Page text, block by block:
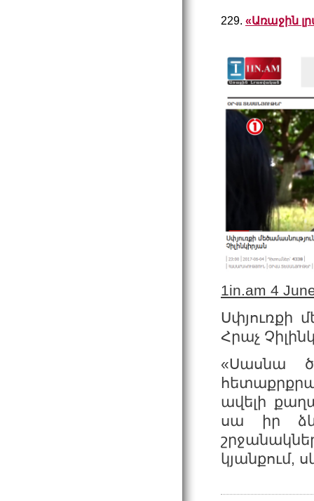
229. «Առաջին
1in.am 4
Սփյուռքի
Հրաչ
«Սասնա
ավելի
սա իր
կյանքում,